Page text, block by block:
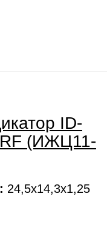
ID-
(ИЖЦ11-
24,5х14,3х1,25